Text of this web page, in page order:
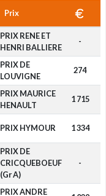
Prix
PRIX RENE ET
HENRI BALLIERE
-
PRIX DE
LOUVIGNE
274
PRIX MAURICE
HENAULT
1 715
PRIX HYMOUR 1 334
PRIX DE
CRICQUEBOEUF
(Gr A)
-
PRIX ANDRE